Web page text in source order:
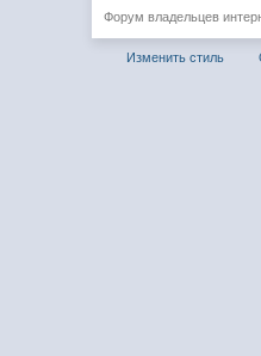
Форум владельцев
Изменить стиль